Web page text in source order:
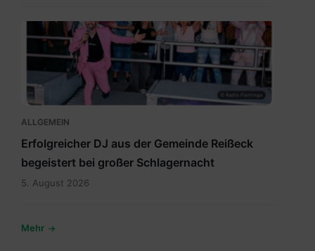
Artikel1.png
ALLGEMEIN
Erfolgreicher DJ aus der Gemeinde Reißeck
begeistert bei großer Schlagernacht
5. August 2026
Mehr